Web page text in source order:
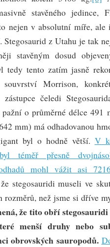
stavěného jedince,
nejen v absolutní míře,
Stegosaurid z Utahu je tak
stavěným dosud
tedy tento zatím jasně
Morrison,
čeledi
o průměrné délce 491
mm) má odhadovanou
byl o hodně větší. V
téměř přesně
mohl vážit asi
stegosauridi museli ve
rozměrů, než jsme si dříve
že tito obří
menší druhy nebo
obrovských sauropodů.